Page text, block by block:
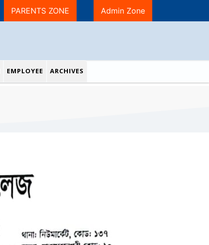
PARENTS ZONE Admin Zone
EMPLOYEE ARCHIVES